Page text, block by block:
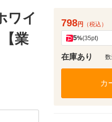
ワイ
業
798円 （税込）
5%(35pt)
在庫あり
カ